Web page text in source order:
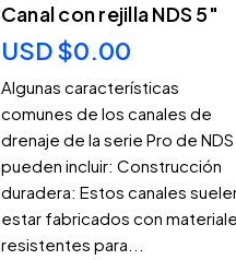
Canal con rejilla NDS 5"
USD $0.00
Algunas características
comunes de los canales de
drenaje de la serie Pro de NDS
pueden incluir: Construcción
duradera: Estos canales
estar fabricados con
resistentes para...